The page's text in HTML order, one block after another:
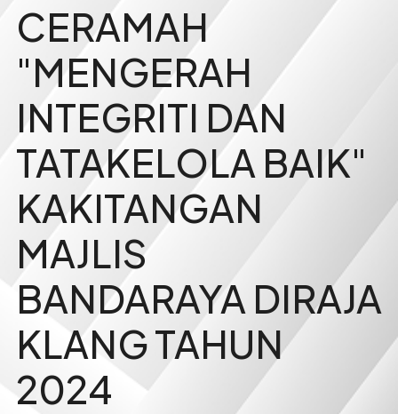
CERAMAH
"MENGERAH
INTEGRITI DAN
TATAKELOLA BAIK"
KAKITANGAN
MAJLIS
BANDARAYA DIRAJA
KLANG TAHUN
2024